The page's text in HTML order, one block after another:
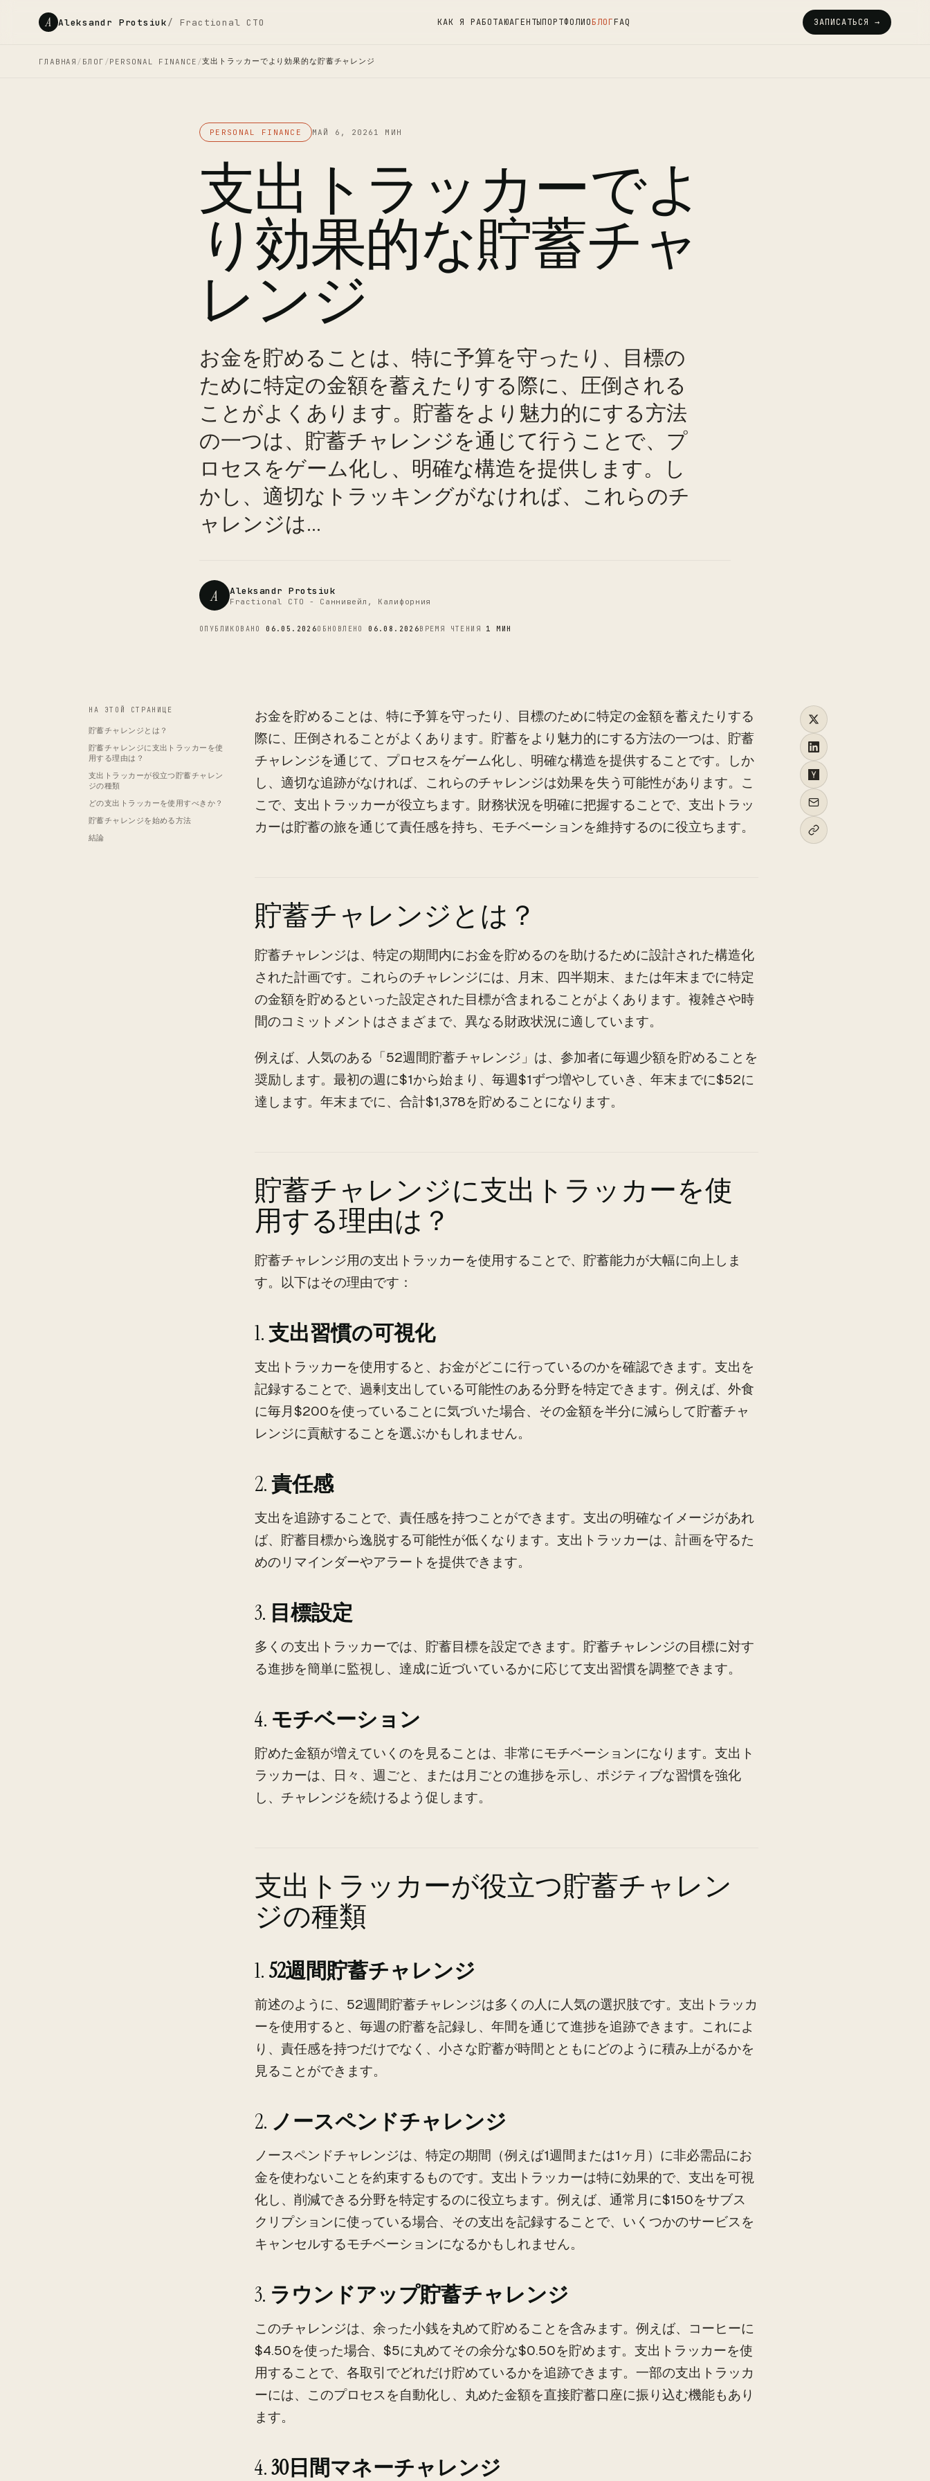
A Aleksandr Protsiuk/ Fractional CTO КАК Я РАБОТАЮАГЕНТЫПОРТФОЛИОБЛОГFAQ ЗАПИСАТЬСЯ →
ГЛАВНАЯ / БЛОГ /PERSONAL FINANCE /支出トラッカーでより効果的な貯蓄チャレンジ
PERSONAL FINANCE МАЙ 6, 2026 1 МИН
支出トラッカーでよ
り効果的な貯蓄チャ
レンジ
お金を貯めることは、特に予算を守ったり、目標の
ために特定の金額を蓄えたりする際に、圧倒される
ことがよくあります。貯蓄をより魅力的にする方法
の一つは、貯蓄チャレンジを通じて行うことで、プ
ロセスをゲーム化し、明確な構造を提供します。し
かし、適切なトラッキングがなければ、これらのチ
ャレンジは...
A Aleksandr Protsiuk
Fractional CTO - Саннивейл, Калифорния
ОПУБЛИКОВАНО06.05.2026ОБНОВЛЕНО06.08.2026ВРЕМЯ ЧТЕНИЯ 1 МИН
CTO
НА ЭТОЙ СТРАНИЦЕ
貯蓄チャレンジとは？
貯蓄チャレンジに支出トラッカーを使
用する理由は？
支出トラッカーが役立つ貯蓄チャレン
ジの種類
どの支出トラッカーを使用すべきか？
貯蓄チャレンジを始める方法
結論
お金を貯めることは、特に予算を守ったり、目標のために特定の金額を蓄えたりする
際に、圧倒されることがよくあります。貯蓄をより魅力的にする方法の一つは、貯蓄
チャレンジを通じて、プロセスをゲーム化し、明確な構造を提供することです。しか
し、適切な追跡がなければ、これらのチャレンジは効果を失う可能性があります。こ
こで、支出トラッカーが役立ちます。財務状況を明確に把握することで、支出トラッ
カーは貯蓄の旅を通じて責任感を持ち、モチベーションを維持するのに役立ちます。
貯蓄チャレンジとは？
貯蓄チャレンジは、特定の期間内にお金を貯めるのを助けるために設計された構造化
された計画です。これらのチャレンジには、月末、四半期末、または年末までに特定
の金額を貯めるといった設定された目標が含まれることがよくあります。複雑さや時
間のコミットメントはさまざまで、異なる財政状況に適しています。
例えば、人気のある「52週間貯蓄チャレンジ」は、参加者に毎週少額を貯めることを
奨励します。最初の週に$1から始まり、毎週$1ずつ増やしていき、年末までに$52に
達します。年末までに、合計$1,378を貯めることになります。
貯蓄チャレンジに支出トラッカーを使
用する理由は？
貯蓄チャレンジ用の支出トラッカーを使用することで、貯蓄能力が大幅に向上しま
す。以下はその理由です：
1.支出習慣の可視化
支出トラッカーを使用すると、お金がどこに行っているのかを確認できます。支出を
記録することで、過剰支出している可能性のある分野を特定できます。例えば、外食
に毎月$200を使っていることに気づいた場合、その金額を半分に減らして貯蓄チャ
レンジに貢献することを選ぶかもしれません。
2.責任感
支出を追跡することで、責任感を持つことができます。支出の明確なイメージがあれ
ば、貯蓄目標から逸脱する可能性が低くなります。支出トラッカーは、計画を守るた
めのリマインダーやアラートを提供できます。
3. 目標設定
多くの支出トラッカーでは、貯蓄目標を設定できます。貯蓄チャレンジの目標に対す
る進捗を簡単に監視し、達成に近づいているかに応じて支出習慣を調整できます。
4. モチベーション
貯めた金額が増えていくのを見ることは、非常にモチベーションになります。支出ト
ラッカーは、日々、週ごと、または月ごとの進捗を示し、ポジティブな習慣を強化
し、チャレンジを続けるよう促します。
支出トラッカーが役立つ貯蓄チャレン
ジの種類
1. 52週間貯蓄チャレンジ
前述のように、52週間貯蓄チャレンジは多くの人に人気の選択肢です。支出トラッカ
ーを使用すると、毎週の貯蓄を記録し、年間を通じて進捗を追跡できます。これによ
り、責任感を持つだけでなく、小さな貯蓄が時間とともにどのように積み上がるかを
見ることができます。
2. ノースペンドチャレンジ
ノースペンドチャレンジは、特定の期間（例えば1週間または1ヶ月）に非必需品にお
金を使わないことを約束するものです。支出トラッカーは特に効果的で、支出を可視
化し、削減できる分野を特定するのに役立ちます。例えば、通常月に$150をサブス
クリプションに使っている場合、その支出を記録することで、いくつかのサービスを
キャンセルするモチベーションになるかもしれません。
3. ラウンドアップ貯蓄チャレンジ
このチャレンジは、余った小銭を丸めて貯めることを含みます。例えば、コーヒーに
$4.50を使った場合、$5に丸めてその余分な$0.50を貯めます。支出トラッカーを使
用することで、各取引でどれだけ貯めているかを追跡できます。一部の支出トラッカ
ーには、このプロセスを自動化し、丸めた金額を直接貯蓄口座に振り込む機能もあり
ます。
4.30日間マネーチャレンジ